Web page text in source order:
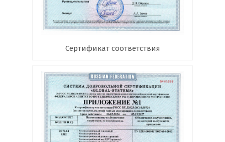
Сертификат соответствия